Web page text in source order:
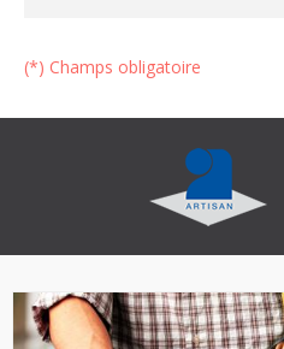
(*) Champs obligatoire